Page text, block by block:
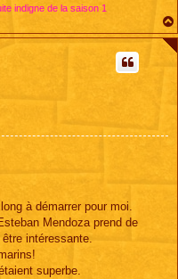
indigne de la saison 1
à démarrer pour moi.
Mendoza prend de
intéressante.
superbe.